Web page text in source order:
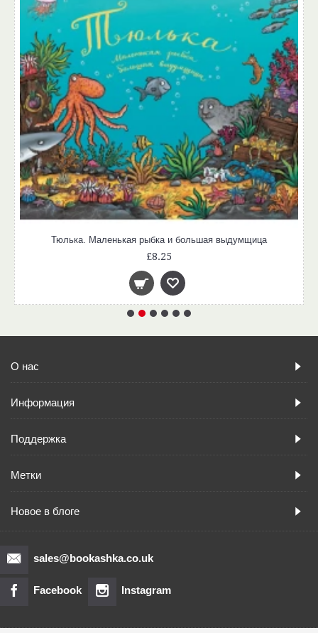
Тюлька. Маленькая рыбка и большая выдумщица
£8.25
О нас
Информация
Поддержка
Метки
Новое в блоге
sales@bookashka.co.uk
Facebook Instagram